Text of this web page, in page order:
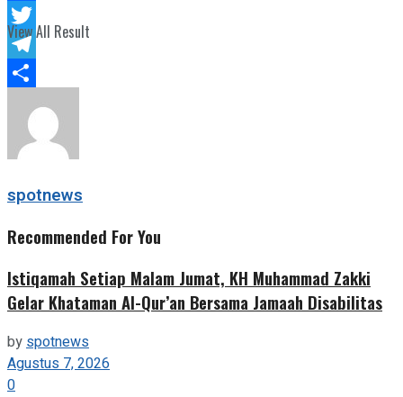
View All Result
Facebook
Twitter
Telegram
Share
spotnews
Recommended For You
Istiqamah Setiap Malam Jumat, KH Muhammad Zakki
Gelar Khataman Al-Qur’an Bersama Jamaah Disabilitas
byspotnews
Agustus 7, 2026
0